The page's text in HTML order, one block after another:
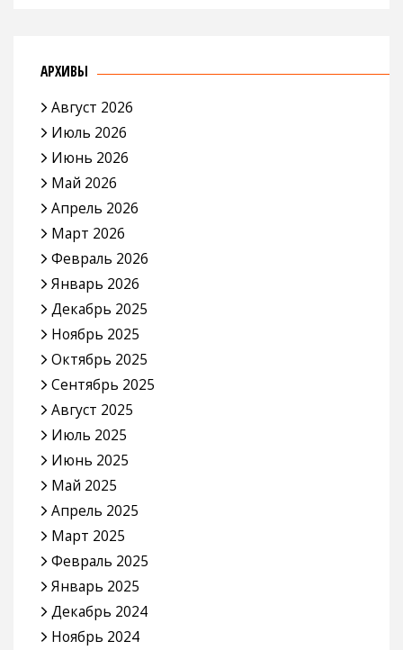
АРХИВЫ
Август 2026
Июль 2026
Июнь 2026
Май 2026
Апрель 2026
Март 2026
Февраль 2026
Январь 2026
Декабрь 2025
Ноябрь 2025
Октябрь 2025
Сентябрь 2025
Август 2025
Июль 2025
Июнь 2025
Май 2025
Апрель 2025
Март 2025
Февраль 2025
Январь 2025
Декабрь 2024
Ноябрь 2024